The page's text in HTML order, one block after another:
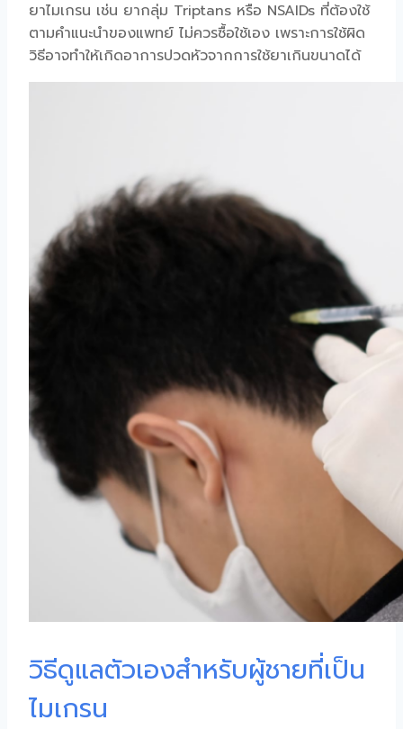
ยาไมเกรน เช่น ยากลุ่ม Triptans หรือ NSAIDs ที่ต้องใช้
ตามคำแนะนำของแพทย์ ไม่ควรซื้อใช้เอง เพราะการใช้ผิด
วิธีอาจทำให้เกิดอาการปวดหัวจากการใช้ยาเกินขนาดได้
วิธีดูแลตัวเองสำหรับผู้ชายที่เป็น
ไมเกรน